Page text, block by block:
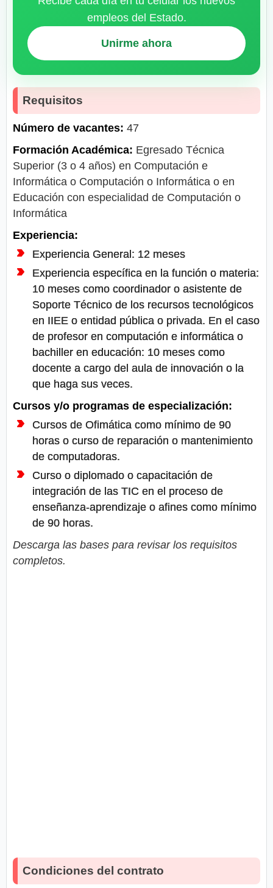
empleos del Estado.
Unirme ahora
Requisitos
Número de vacantes: 47
Formación Académica: Egresado Técnica
Superior (3 o 4 años) en Computación e
Informática o Computación o Informática o en
Educación con especialidad de Computación o
Informática
Experiencia:
Experiencia General: 12 meses
Experiencia específica en la función o materia:
10 meses como coordinador o asistente de
Soporte Técnico de los recursos tecnológicos
en IIEE o entidad pública o privada. En el caso
de profesor en computación e informática o
bachiller en educación: 10 meses como
docente a cargo del aula de innovación o la
que haga sus veces.
Cursos y/o programas de especialización:
Cursos de Ofimática como mínimo de 90
horas o curso de reparación o mantenimiento
de computadoras.
Curso o diplomado o capacitación de
integración de las TIC en el proceso de
enseñanza-aprendizaje o afines como mínimo
de 90 horas.
Descarga las bases para revisar los requisitos
completos.
Condiciones del contrato